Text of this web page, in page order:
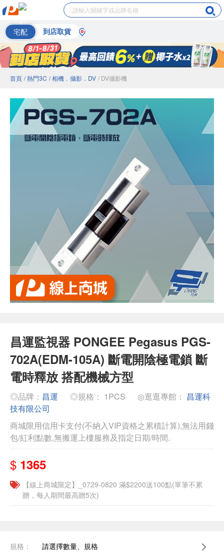
宅配 到店取貨
首頁 / 熱門3C / 相機．攝影．DV / DV攝影機
昌運監視器 PONGEE Pegasus PGS-
702A(EDM-105A) 斷電開陰極電鎖 斷
電時釋放 搭配機械方型
◎品牌： 昌運 ◎規格： 1PCS ◎逛逛專館： 昌運科
技有限公司
商城限用信用卡支付(不納入VIP資格之累積計算),無法用錢
包/紅利點數,無搬運上樓服務及指定日期/時間.
$ 1365
【線上商城限定】_0729-0820 滿$2200送100點(單筆不累
贈，每人期間最高贈5次)
規格： 請選擇數量、規格